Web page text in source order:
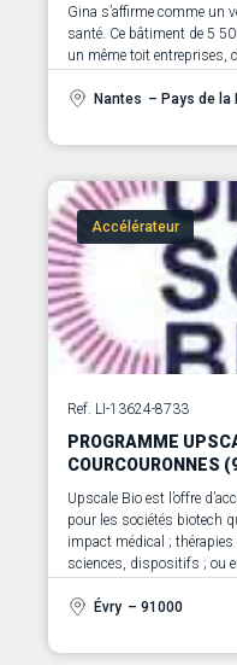
Gina s’affirme comme un
santé. Ce bâtiment de 5
un même toit
medtech.
Nantes – Pays de la
Accélérateur
Ref. LI-13624-8733
PROGRAMME
COURCOURONNES
Upscale Bio est l’offre
pour les sociétés biotech
impact médical ;
sciences, dispositifs ; ou
aussi bien aux entreprises
le stade du post-amorçage.
Évry – 91000